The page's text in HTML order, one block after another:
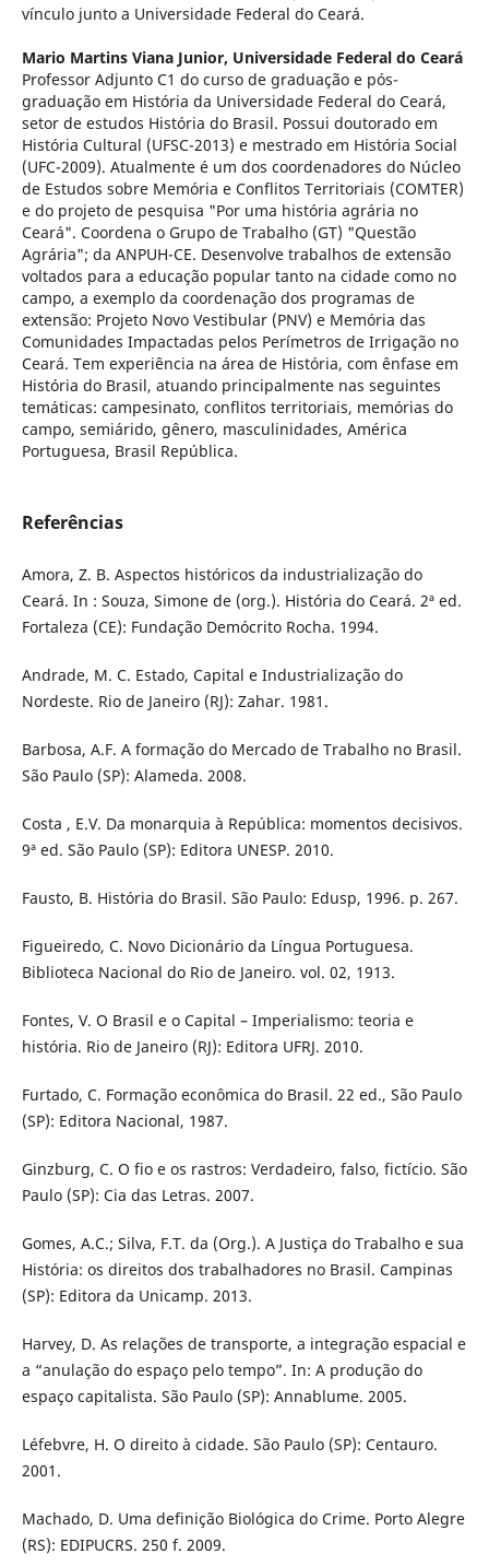
vínculo junto a Universidade Federal do Ceará.
Mario Martins Viana Junior, Universidade Federal do Ceará
Professor Adjunto C1 do curso de graduação e pós-
graduação em História da Universidade Federal do Ceará,
setor de estudos História do Brasil. Possui doutorado em
História Cultural (UFSC-2013) e mestrado em História Social
(UFC-2009). Atualmente é um dos coordenadores do Núcleo
de Estudos sobre Memória e Conflitos Territoriais (COMTER)
e do projeto de pesquisa "Por uma história agrária no
Ceará". Coordena o Grupo de Trabalho (GT) "Questão
Agrária"; da ANPUH-CE. Desenvolve trabalhos de extensão
voltados para a educação popular tanto na cidade como no
campo, a exemplo da coordenação dos programas de
extensão: Projeto Novo Vestibular (PNV) e Memória das
Comunidades Impactadas pelos Perímetros de Irrigação no
Ceará. Tem experiência na área de História, com ênfase em
História do Brasil, atuando principalmente nas seguintes
temáticas: campesinato, conflitos territoriais, memórias do
campo, semiárido, gênero, masculinidades, América
Portuguesa, Brasil República.
Referências
Amora, Z. B. Aspectos históricos da industrialização do
Ceará. In : Souza, Simone de (org.). História do Ceará. 2ª ed.
Fortaleza (CE): Fundação Demócrito Rocha. 1994.
Andrade, M. C. Estado, Capital e Industrialização do
Nordeste. Rio de Janeiro (RJ): Zahar. 1981.
Barbosa, A.F. A formação do Mercado de Trabalho no Brasil.
São Paulo (SP): Alameda. 2008.
Costa , E.V. Da monarquia à República: momentos decisivos.
9ª ed. São Paulo (SP): Editora UNESP. 2010.
Fausto, B. História do Brasil. São Paulo: Edusp, 1996. p. 267.
Figueiredo, C. Novo Dicionário da Língua Portuguesa.
Biblioteca Nacional do Rio de Janeiro. vol. 02, 1913.
Fontes, V. O Brasil e o Capital – Imperialismo: teoria e
história. Rio de Janeiro (RJ): Editora UFRJ. 2010.
Furtado, C. Formação econômica do Brasil. 22 ed., São Paulo
(SP): Editora Nacional, 1987.
Ginzburg, C. O fio e os rastros: Verdadeiro, falso, fictício. São
Paulo (SP): Cia das Letras. 2007.
Gomes, A.C.; Silva, F.T. da (Org.). A Justiça do Trabalho e sua
História: os direitos dos trabalhadores no Brasil. Campinas
(SP): Editora da Unicamp. 2013.
Harvey, D. As relações de transporte, a integração espacial e
a “anulação do espaço pelo tempo”. In: A produção do
espaço capitalista. São Paulo (SP): Annablume. 2005.
Léfebvre, H. O direito à cidade. São Paulo (SP): Centauro.
2001.
Machado, D. Uma definição Biológica do Crime. Porto Alegre
(RS): EDIPUCRS. 250 f. 2009.